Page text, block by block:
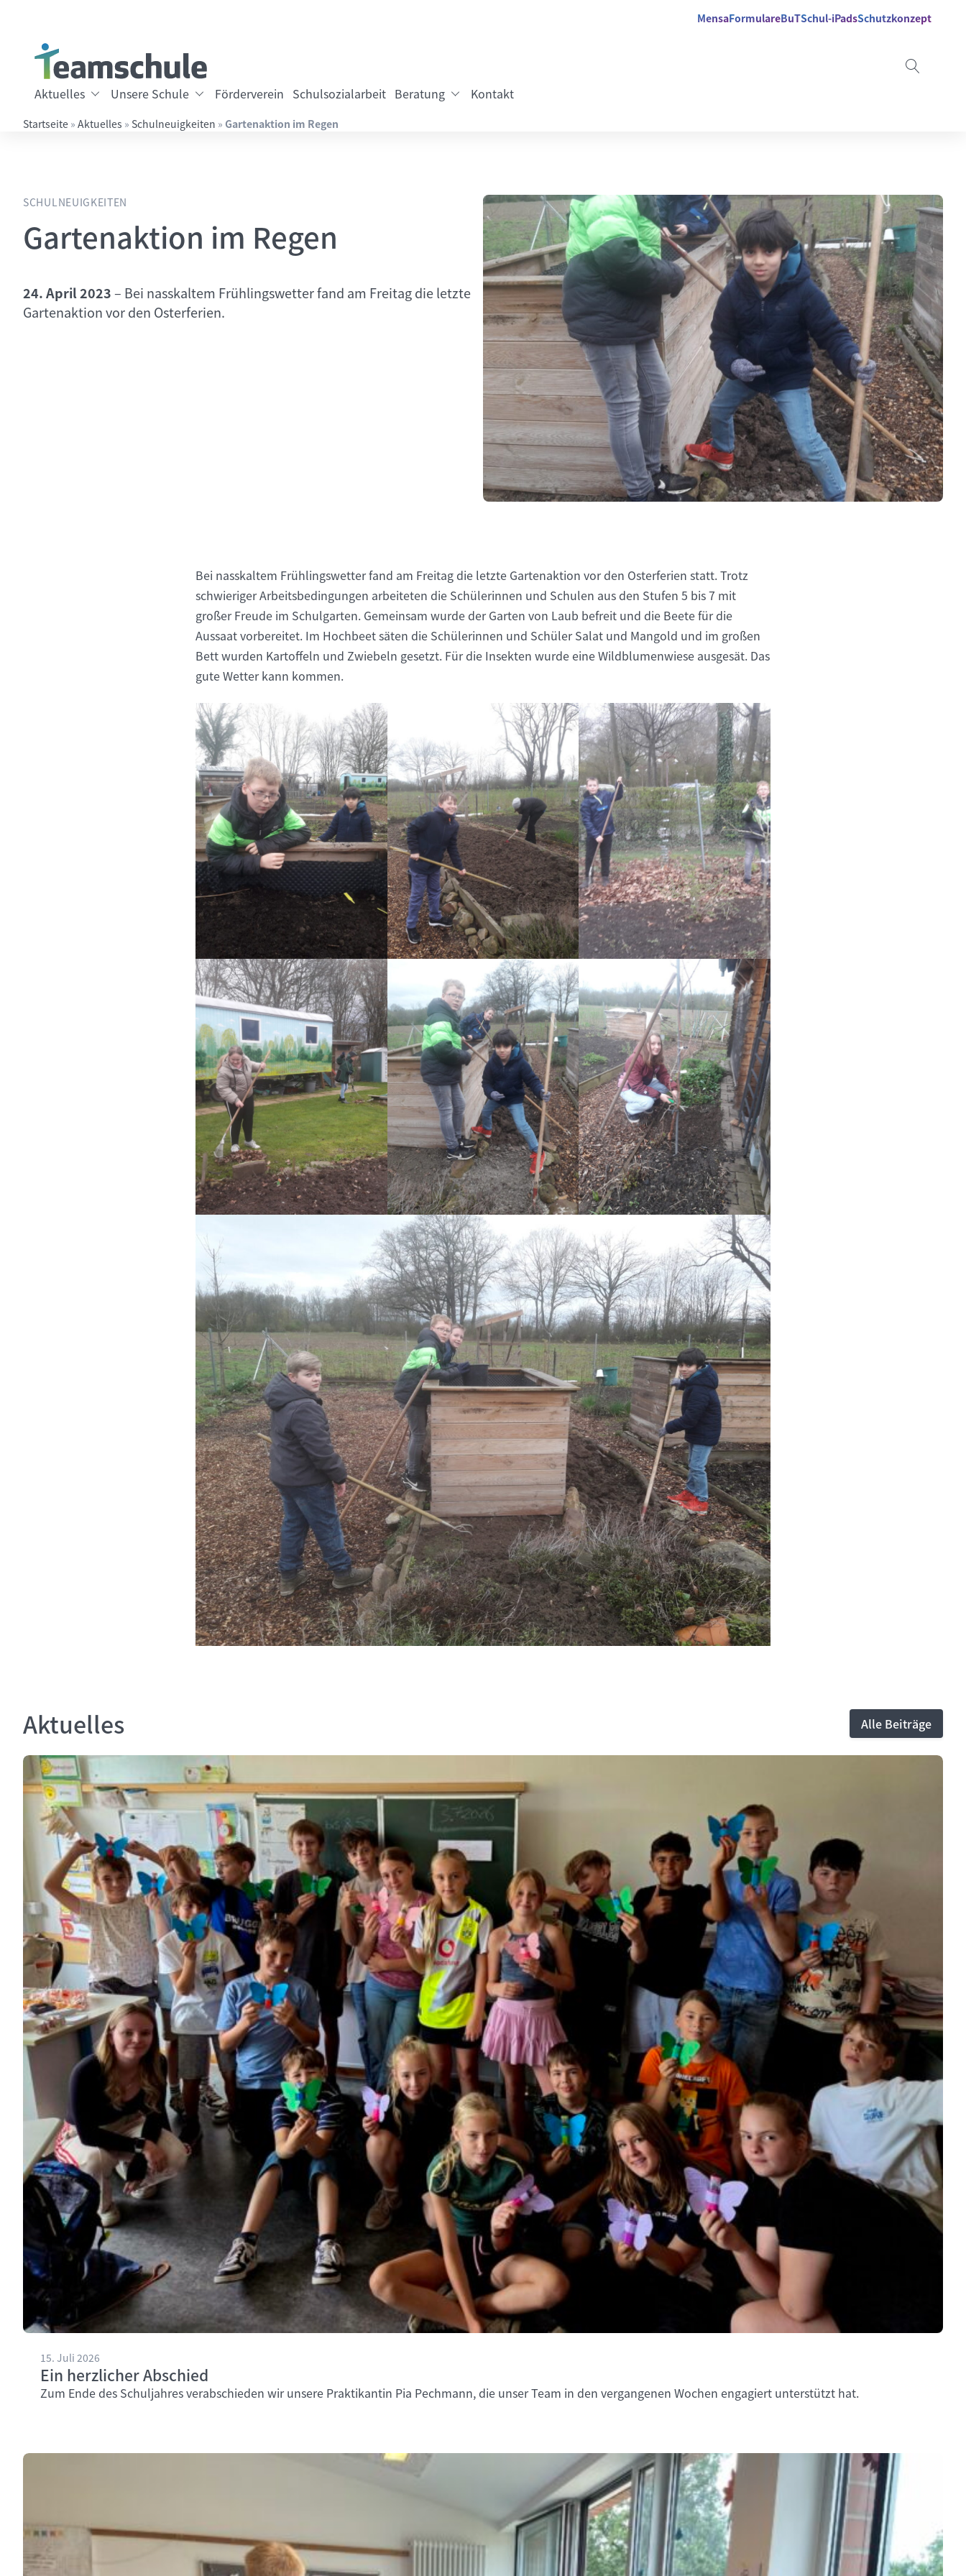
MensaFormulareBuTSchul-iPadsSchutzkonzept
Aktuelles Unsere Schule Förderverein Schulsozialarbeit Beratung Kontakt
Startseite » Aktuelles » Schulneuigkeiten » Gartenaktion im Regen
Gartenaktion im Regen
SCHULNEUIGKEITEN
24. April 2023– Bei nasskaltem Frühlingswetter fand am Freitag die letzte
Gartenaktion vor den Osterferien.
Bei nasskaltem Frühlingswetter fand am Freitag die letzte Gartenaktion vor den Osterferien statt. Trotz
schwieriger Arbeitsbedingungen arbeiteten die Schülerinnen und Schulen aus den Stufen 5 bis 7 mit
großer Freude im Schulgarten. Gemeinsam wurde der Garten von Laub befreit und die Beete für die
Aussaat vorbereitet. Im Hochbeet säten die Schülerinnen und Schüler Salat und Mangold und im großen
Bett wurden Kartoffeln und Zwiebeln gesetzt. Für die Insekten wurde eine Wildblumenwiese ausgesät. Das
gute Wetter kann kommen.
Aktuelles Alle Beiträge
15. Juli 2026
Ein herzlicher Abschied
Zum Ende des Schuljahres verabschieden wir unsere Praktikantin Pia Pechmann, die unser Team in den vergangenen Wochen engagiert unterstützt hat.